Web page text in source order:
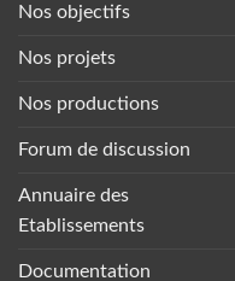
Nos objectifs
Nos projets
Nos productions
Forum de discussion
Annuaire des
Etablissements
Documentation